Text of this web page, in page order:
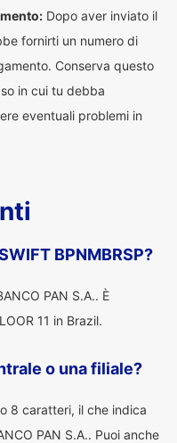
Dopo aver inviato il
fornirti un numero di
Conserva questo
in cui tu debba
eventuali problemi in
BPNMBRSP?
PAN S.A.. È
11 in Brazil.
o una filiale?
8 caratteri, il che indica
PAN S.A.. Puoi anche